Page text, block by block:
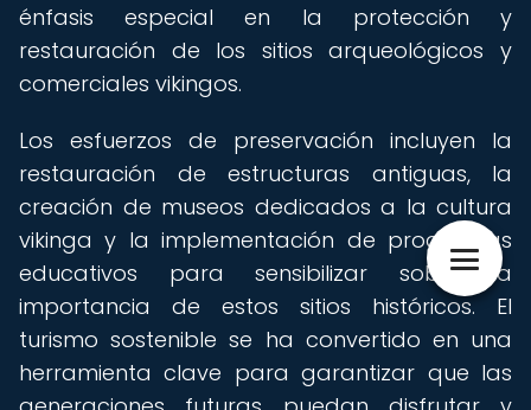
énfasis especial en la protección y
restauración de los sitios arqueológicos y
comerciales vikingos.
Los esfuerzos de preservación incluyen la
restauración de estructuras antiguas, la
creación de museos dedicados a la cultura
vikinga y la implementación de programas
educativos para sensibilizar sobre la
importancia de estos sitios históricos. El
turismo sostenible se ha convertido en una
herramienta clave para garantizar que las